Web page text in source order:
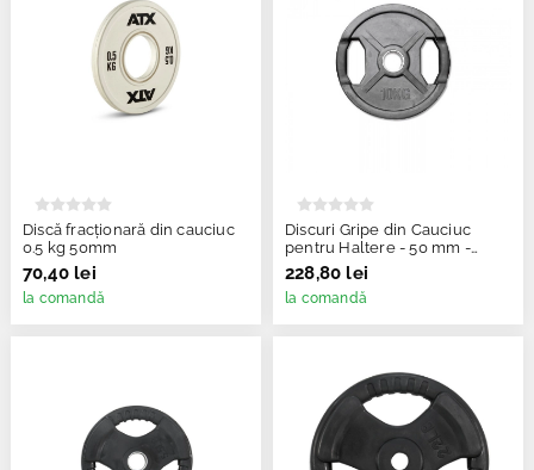
Discă fracționară din cauciuc
0.5 kg 50mm
70,40 lei
la comandă
Discuri Gripe din Cauciuc
pentru Haltere - 50 mm -
Negru - 10 kg
228,80 lei
la comandă